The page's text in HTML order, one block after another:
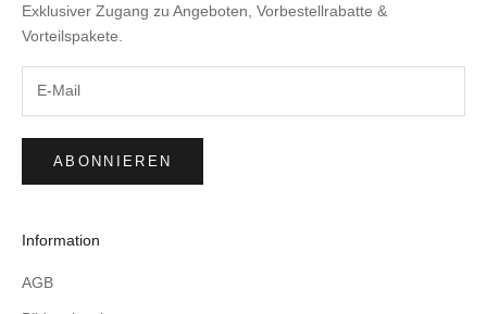
Exklusiver Zugang zu Angeboten, Vorbestellrabatte &
Vorteilspakete.
ABONNIEREN
Information
AGB